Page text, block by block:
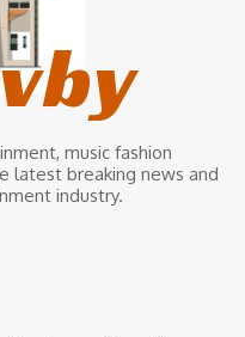
music fashion
latest breaking news and
industry.